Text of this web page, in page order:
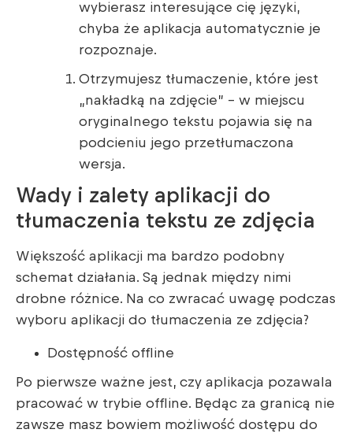
wybierasz interesujące cię języki,
chyba że aplikacja automatycznie je
rozpoznaje.
Otrzymujesz tłumaczenie, które jest
„nakładką na zdjęcie” – w miejscu
oryginalnego tekstu pojawia się na
podcieniu jego przetłumaczona
wersja.
Wady i zalety aplikacji do
tłumaczenia tekstu ze zdjęcia
Większość aplikacji ma bardzo podobny
schemat działania. Są jednak między nimi
drobne różnice. Na co zwracać uwagę podczas
wyboru aplikacji do tłumaczenia ze zdjęcia?
Dostępność offline
Po pierwsze ważne jest, czy aplikacja pozawala
pracować w trybie offline. Będąc za granicą nie
zawsze masz bowiem możliwość dostępu do